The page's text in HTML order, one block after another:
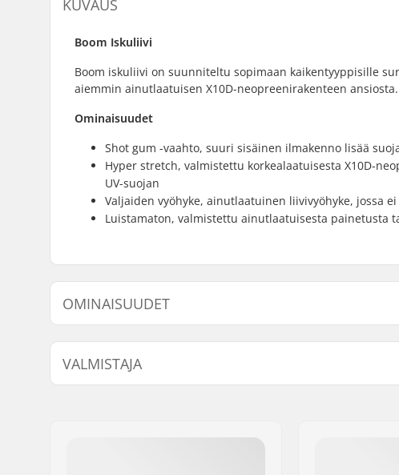
KUVAUS
Boom Iskuliivi
Boom iskuliivi on suunniteltu sopimaan kaikentyyppisille
aiemmin ainutlaatuisen X10D-neopreenirakenteen ansiosta.
Ominaisuudet
Shot gum -vaahto, suuri sisäinen ilmakenno lisää
Hyper stretch, valmistettu korkealaatuisesta X10D-
UV-suojan
Valjaiden vyöhyke, ainutlaatuinen liivivyöhyke, jossa
Luistamaton, valmistettu ainutlaatuisesta painetusta
OMINAISUUDET
Aktiviteetti:
Leijalautailu
Liivin Sertifikaatti:
VALMISTAJA